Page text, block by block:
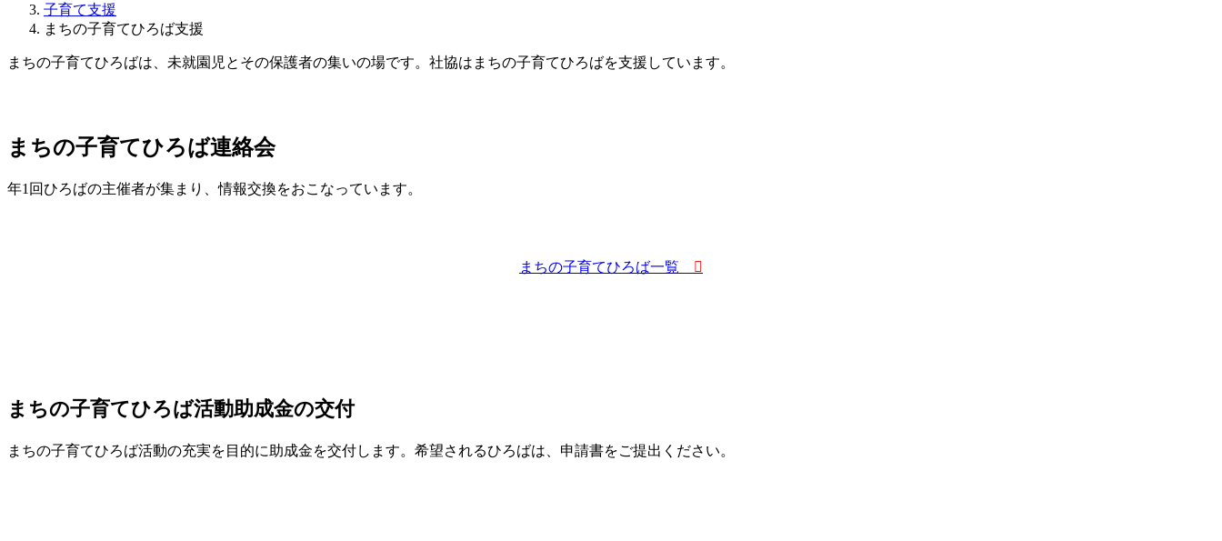
子育て支援
まちの子育てひろば支援
まちの子育てひろばは、未就園児とその保護者の集いの場です。社協はまちの子育てひろばを支援しています。
まちの子育てひろば連絡会
年1回ひろばの主催者が集まり、情報交換をおこなっています。
まちの子育てひろば一覧
まちの子育てひろば活動助成金の交付
まちの子育てひろば活動の充実を目的に助成金を交付します。希望されるひろばは、申請書をご提出ください。